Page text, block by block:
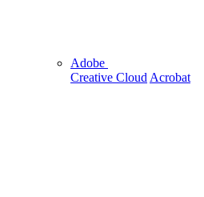
Adobe
Creative Cloud Acrobat